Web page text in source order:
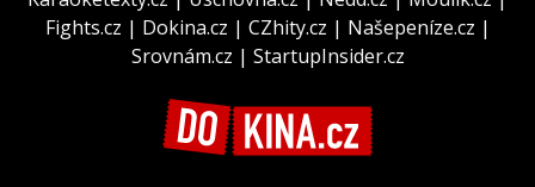
Fights.cz | Dokina.cz | CZhity.cz | Našepeníze.cz |
Srovnám.cz | StartupInsider.cz